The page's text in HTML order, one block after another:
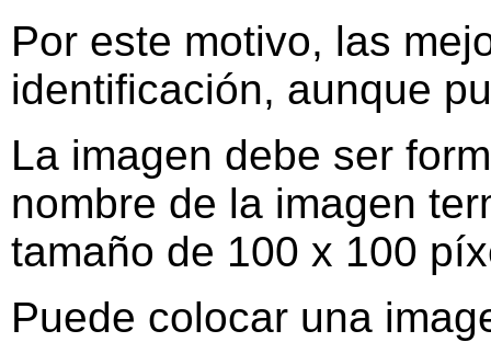
Por este motivo, las
identificación, aunque
La imagen debe ser
nombre de la imagen
tamaño de 100 x 100
Puede colocar una